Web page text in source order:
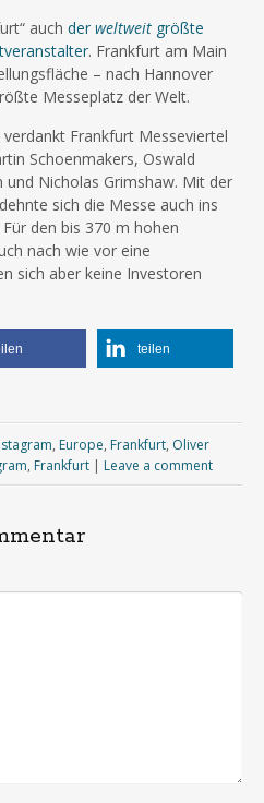
auch der weltweit größte
. Frankfurt am Main
– nach Hannover
Messeplatz der Welt.
Frankfurt Messeviertel
Schoenmakers, Oswald
und Nicholas Grimshaw. Mit der
sich die Messe auch ins
den bis 370 m hohen
nach wie vor eine
sich aber keine Investoren
teilen
, Europe, Frankfurt, Oliver
, Frankfurt | Leave a comment